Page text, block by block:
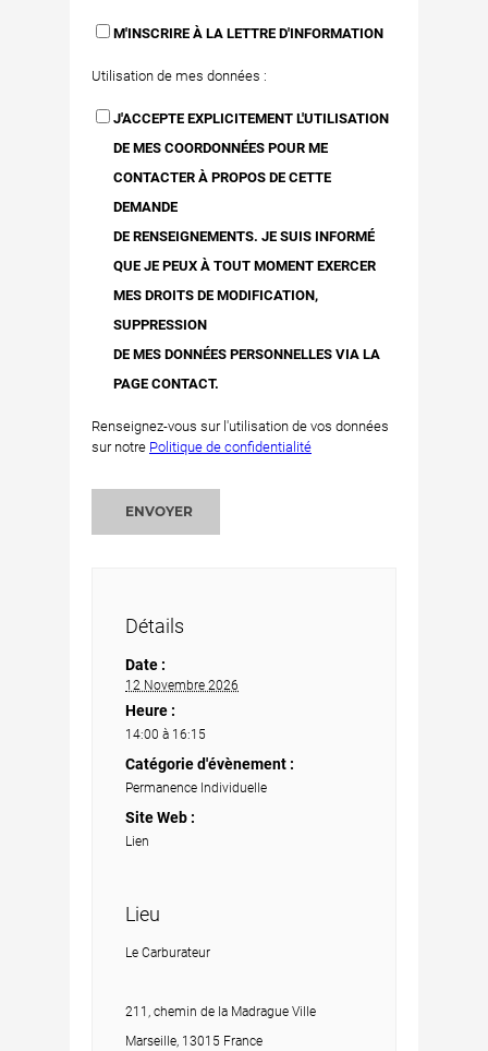
M'INSCRIRE À LA LETTRE D'INFORMATION
Utilisation de mes données :
J'ACCEPTE EXPLICITEMENT L'UTILISATION
DE MES COORDONNÉES POUR ME
CONTACTER À PROPOS DE CETTE
DEMANDE
DE RENSEIGNEMENTS. JE SUIS INFORMÉ
QUE JE PEUX À TOUT MOMENT EXERCER
MES DROITS DE MODIFICATION,
SUPPRESSION
DE MES DONNÉES PERSONNELLES VIA LA
PAGE CONTACT.
Renseignez-vous sur l'utilisation de vos données
sur notre Politique de confidentialité
ENVOYER
Détails
Date :
12 Novembre 2026
Heure :
14:00 à 16:15
Catégorie d'évènement :
Permanence Individuelle
Site Web :
Lien
Lieu
Le Carburateur
211, chemin de la Madrague Ville
Marseille, 13015 France